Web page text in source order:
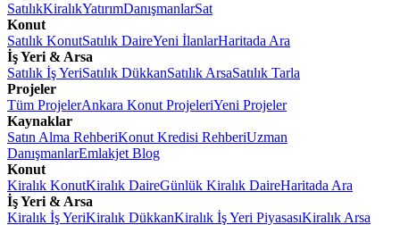
SatılıkKiralıkYatırımDanışmanlarSat
Konut
Satılık KonutSatılık DaireYeni İlanlarHaritada Ara
İş Yeri & Arsa
Satılık İş YeriSatılık DükkanSatılık ArsaSatılık Tarla
Projeler
Tüm ProjelerAnkara Konut ProjeleriYeni Projeler
Kaynaklar
Satın Alma RehberiKonut Kredisi RehberiUzman
DanışmanlarEmlakjet Blog
Konut
Kiralık KonutKiralık DaireGünlük Kiralık DaireHaritada Ara
İş Yeri & Arsa
Kiralık İş YeriKiralık DükkanKiralık İş Yeri PiyasasıKiralık Arsa